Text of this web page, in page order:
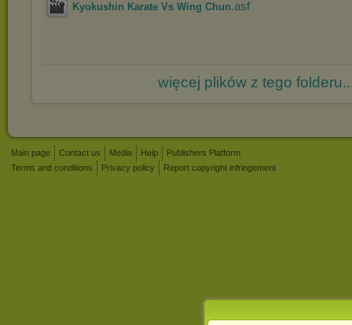
Kyokushin Karate Vs Wing Chun.asf
więcej plików z tego
Main page Contact us Media Help
Publishers Platform
Terms and conditions
Privacy policy Report copyright infringement